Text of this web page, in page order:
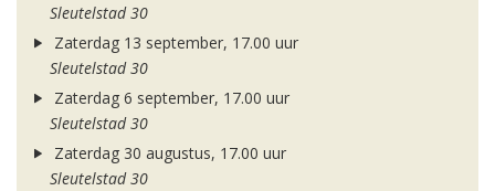
Sleutelstad 30
Zaterdag 13 september, 17.00 uur
Sleutelstad 30
Zaterdag 6 september, 17.00 uur
Sleutelstad 30
Zaterdag 30 augustus, 17.00 uur
Sleutelstad 30